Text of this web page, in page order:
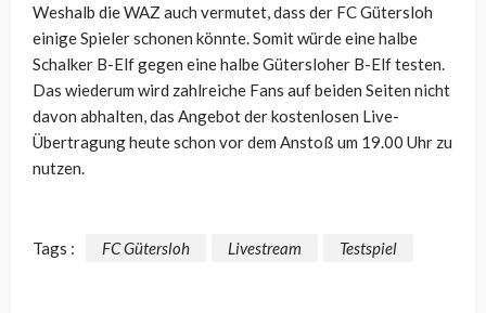
Weshalb die WAZ auch vermutet, dass der FC Gütersloh
einige Spieler schonen könnte. Somit würde eine halbe
Schalker B-Elf gegen eine halbe Gütersloher B-Elf testen.
Das wiederum wird zahlreiche Fans auf beiden Seiten nicht
davon abhalten, das Angebot der kostenlosen Live-
Übertragung heute schon vor dem Anstoß um 19.00 Uhr zu
nutzen.
Tags : FC Gütersloh Livestream Testspiel